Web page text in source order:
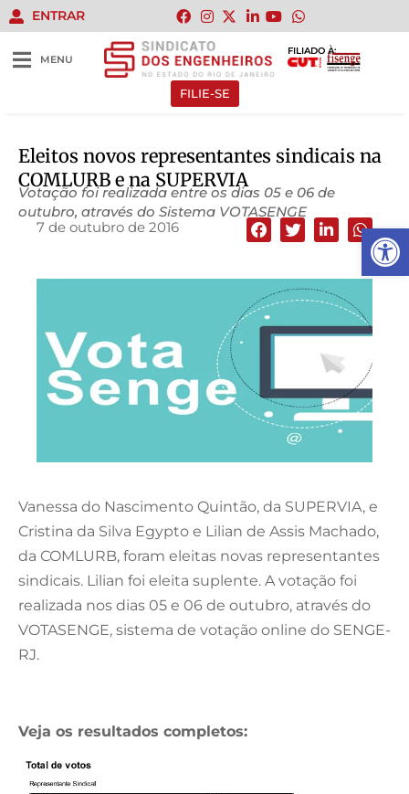
Abrir
ENTRAR
MENU
FILIADO À:
FILIE-SE
Eleitos novos representantes sindicais na
COMLURB e na SUPERVIA
Votação foi realizada entre os dias 05 e 06 de
outubro, através do Sistema VOTASENGE
7 de outubro de 2016
Vanessa do Nascimento Quintão, da SUPERVIA, e
Cristina da Silva Egypto e Lilian de Assis Machado,
da COMLURB, foram eleitas novas representantes
sindicais. Lilian foi eleita suplente. A votação foi
realizada nos dias 05 e 06 de outubro, através do
VOTASENGE, sistema de votação online do SENGE-
RJ.
Veja os resultados completos: